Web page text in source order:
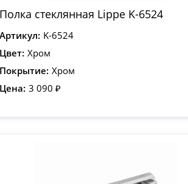
Полка стеклянная Lippe K-6524
Артикул: K-6524
Цвет: Хром
Покрытие: Хром
Цена: 3 090 ₽